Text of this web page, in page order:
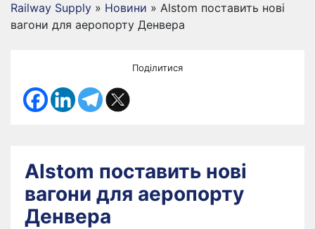
Railway Supply » Новини » Alstom поставить нові
вагони для аеропорту Денвера
Поділитися
Alstom поставить нові
вагони для аеропорту
Денвера